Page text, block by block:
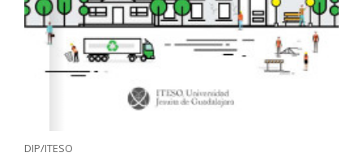
DIP/ITESO